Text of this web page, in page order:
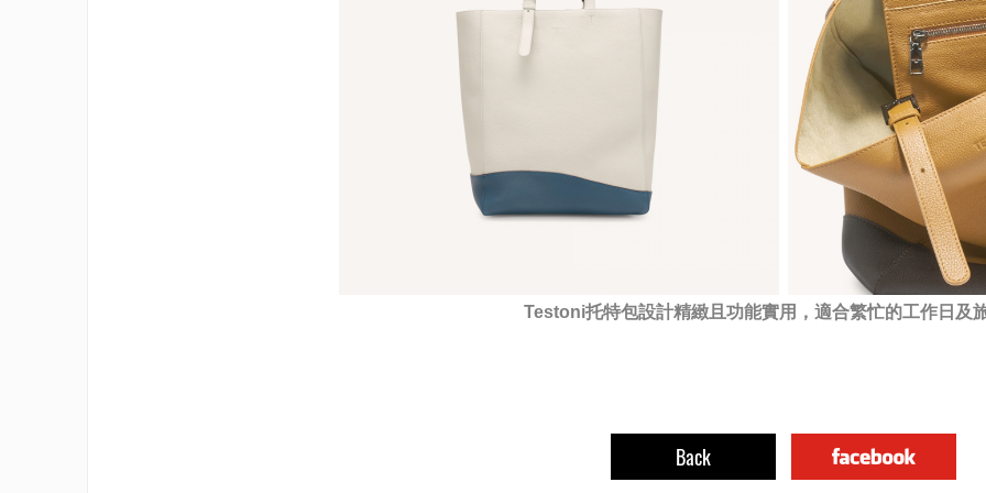
Testoni托特包設計精緻且功能實用，適合繁忙的工作日及
Back